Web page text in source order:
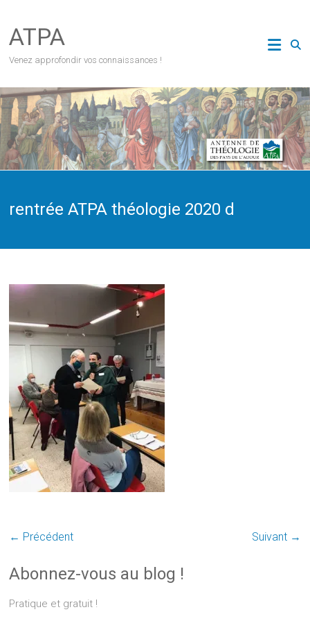
content
ATPA
Venez approfondir vos connaissances !
rentrée ATPA théologie 2020 d
← Précédent Suivant →
Abonnez-vous au blog !
Pratique et gratuit !